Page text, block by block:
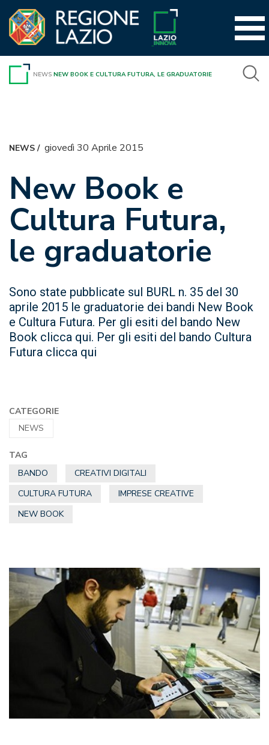
contenuto
NEWS NEW BOOK E CULTURA FUTURA, LE GRADUATORIE
NEWS/ giovedì 30 Aprile 2015
New Book e
Cultura Futura,
le graduatorie
Sono state pubblicate sul BURL n. 35 del 30
aprile 2015 le graduatorie dei bandi New Book
e Cultura Futura. Per gli esiti del bando New
Book clicca qui. Per gli esiti del bando Cultura
Futura clicca qui
CATEGORIE
NEWS
TAG
BANDO
CREATIVI DIGITALI
CULTURA FUTURA
IMPRESE CREATIVE
NEW BOOK